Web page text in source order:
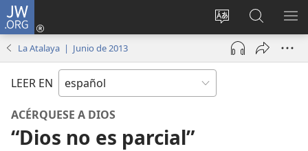
JW.ORG
Cambiar
idioma
del sitio
Iniciar
sesión
(abre
nueva
en
jw.org
La Atalaya | Junio de 2013
LEER EN
ACÉRQUESE A DIOS
“Dios no es parcial”